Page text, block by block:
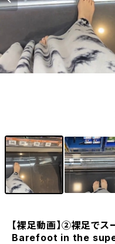
【裸足動画】②裸足で
Barefoot in the